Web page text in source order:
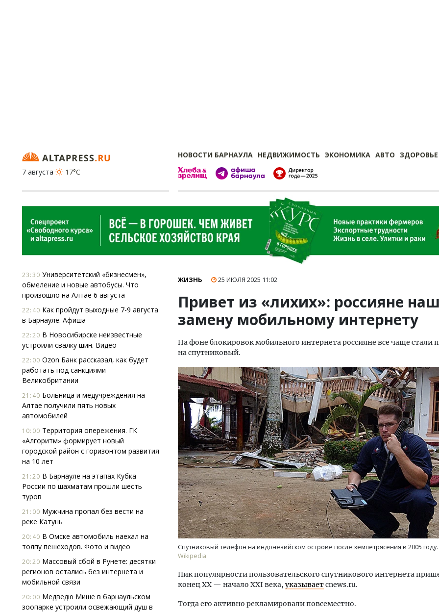
НОВОСТИ БАРНАУЛА НЕДВИЖИМОСТЬ ЭКОНОМИКА АВТО ЗДОРОВЬЕ
7 августа
17°C
23:30 Университетский «бизнесмен»,
обмеление и новые автобусы. Что
произошло на Алтае 6 августа
22:40 Как пройдут выходные 7-9 августа
в Барнауле. Афиша
22:20 В Новосибирске неизвестные
устроили свалку шин. Видео
22:00 Ozon Банк рассказал, как будет
работать под санкциями
Великобритании
21:40 Больница и медучреждения на
Алтае получили пять новых
автомобилей
10:00 Территория опережения. ГК
«Алгоритм» формирует новый
городской район с горизонтом развития
на 10 лет
21:20 В Барнауле на этапах Кубка
России по шахматам прошли шесть
туров
21:00 Мужчина пропал без вести на
реке Катунь
20:40 В Омске автомобиль наехал на
толпу пешеходов. Фото и видео
20:20 Массовый сбой в Рунете: десятки
регионов остались без интернета и
мобильной связи
20:00 Медведю Мише в барнаульском
зоопарке устроили освежающий душ в
ЖИЗНЬ 25 ИЮЛЯ 2025 11:02
Привет из «лихих»: россияне
замену мобильному интернету
На фоне блокировок мобильного интернета россияне все чаще стали
на спутниковый.
Спутниковый телефон на индонезийском острове после землетрясения в 2005 году.
Wikipedia
Пик популярности пользовательского спутникового интернета
конец XX — начало XXI века, указываетcnews.ru.
Тогда его активно рекламировали повсеместно.
Архитектурный код начинается с
земли. Мощение крупноформатными
плитами становится новым
стандартом благоустройства
Смелость архитектурных
Генеральный директор
трендах в фасадах и